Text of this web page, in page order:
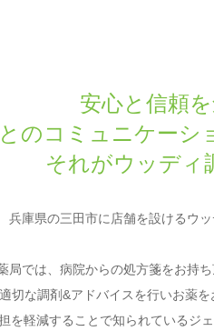
安心と信頼を
のコミュニケーシ
それがウッディ
兵庫県の三田市に店舗を設けるウッ
局では、病院からの処方箋をお持ち
適切な調剤&アドバイスを行いお薬を
を軽減することで知られているジ